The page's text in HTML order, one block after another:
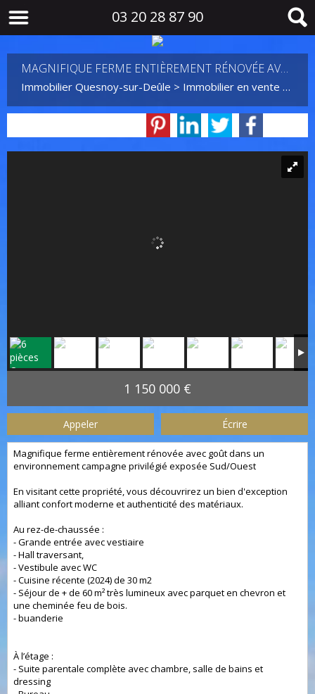
03 20 28 87 90
MAGNIFIQUE FERME ENTIÈREMENT RÉNOVÉE AVEC GOÛT
Immobilier Quesnoy-sur-Deûle > Immobilier en vente Quesnoy-sur-Deûle
1 150 000 €
Appeler Écrire
Magnifique ferme entièrement rénovée avec goût dans un
environnement campagne privilégié exposée Sud/Ouest
En visitant cette propriété, vous découvrirez un bien d'exception
alliant confort moderne et authenticité des matériaux.
Au rez-de-chaussée :
- Grande entrée avec vestiaire
- Hall traversant,
- Vestibule avec WC
- Cuisine récente (2024) de 30 m2
- Séjour de + de 60 m² très lumineux avec parquet en chevron et
une cheminée feu de bois.
- buanderie
À l’étage :
- Suite parentale complète avec chambre, salle de bains et
dressing